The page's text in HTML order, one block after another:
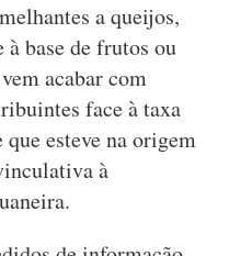
a queijos,
base de frutos ou
acabar com
face à taxa
esteve na origem
à